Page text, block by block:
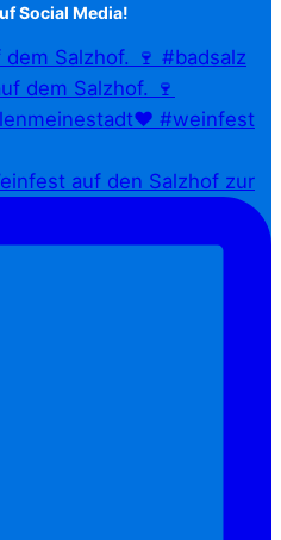
Social Media!
Salzhof. 🍷 #badsalz
auf den Salzhof zur